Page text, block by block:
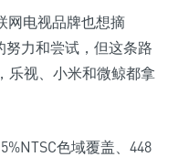
网电视品牌也想摘
努力和尝试，但这条路
乐视、小米和微鲸都拿
色域覆盖、448